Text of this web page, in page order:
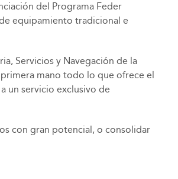
del Programa Feder
equipamiento tradicional e
Servicios y Navegación de la
mano todo lo que ofrece el
un servicio exclusivo de
con gran potencial, o consolidar